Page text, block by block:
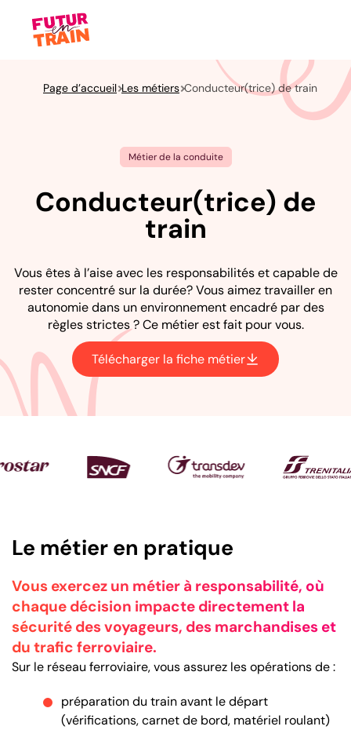
Page d’accueil Les métiers Conducteur(trice) de train
Métier de la conduite
Conducteur(trice) de
train
Vous êtes à l’aise avec les responsabilités et capable de
rester concentré sur la durée? Vous aimez travailler en
autonomie dans un environnement encadré par des
règles strictes ? Ce métier est fait pour vous.
Télécharger la fiche métier
Liste logo
Le métier en pratique
Vous exercez un métier à responsabilité, où
chaque décision impacte directement la
sécurité des voyageurs, des marchandises et
du trafic ferroviaire.
Sur le réseau ferroviaire, vous assurez les opérations de :
préparation du train avant le départ
(vérifications, carnet de bord, matériel roulant)